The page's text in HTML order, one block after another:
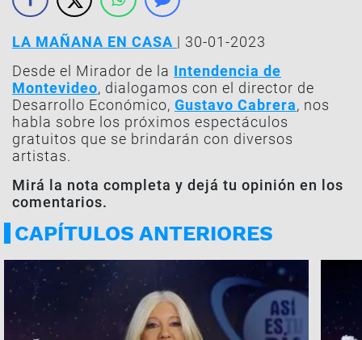
LA MAÑANA EN CASA | 30-01-2023
Desde el Mirador de la Intendencia de
Montevideo, dialogamos con el director de
Desarrollo Económico, Gustavo Cabrera, nos
habla sobre los próximos espectáculos
gratuitos que se brindarán con diversos
artistas.
Mirá la nota completa y dejá tu opinión en los
comentarios.
CAPÍTULOS ANTERIORES